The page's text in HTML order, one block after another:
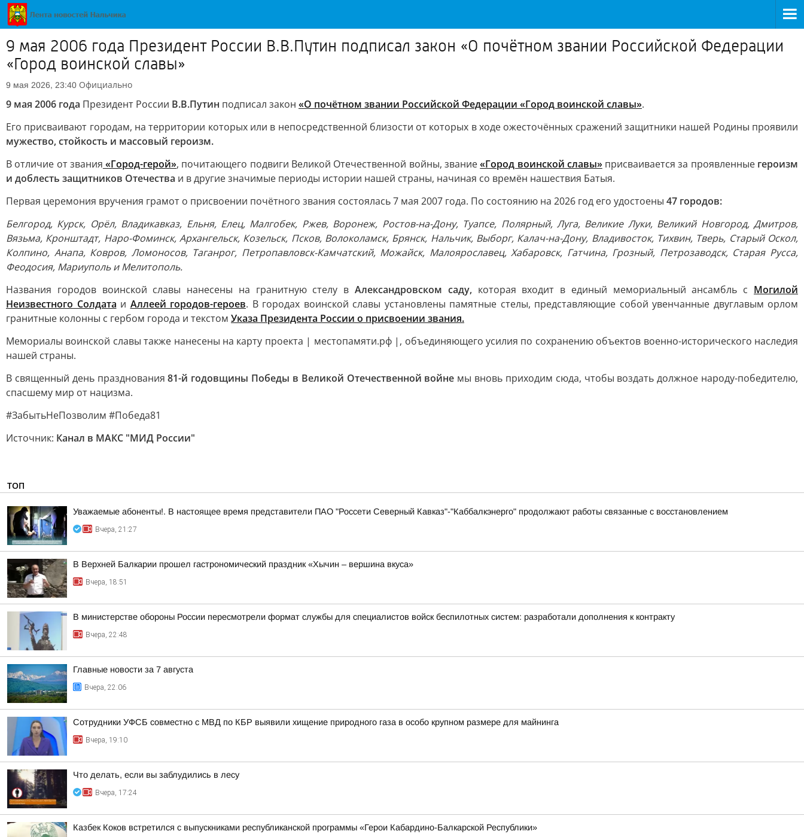
9 мая 2006 года Президент России В.В.Путин подписал закон «О почётном звании Российской Федерации
«Город воинской славы»
9 мая 2026, 23:40 Официально
9 мая 2006 года Президент России В.В.Путин подписал закон «О почётном звании Российской Федерации «Город воинской славы».
Его присваивают городам, на территории которых или в непосредственной близости от которых в ходе ожесточённых сражений защитники нашей Родины проявили
мужество, стойкость и массовый героизм.
В отличие от звания «Город-герой», почитающего подвиги Великой Отечественной войны, звание«Город воинской славы»присваивается за проявленныегероизм
и доблесть защитников Отечества и в другие значимые периоды истории нашей страны, начиная со времён нашествия Батыя.
Первая церемония вручения грамот о присвоении почётного звания состоялась 7 мая 2007 года. По состоянию на 2026 год его удостоены 47 городов:
Белгород, Курск, Орёл, Владикавказ, Ельня, Елец, Малгобек, Ржев, Воронеж, Ростов-на-Дону, Туапсе, Полярный, Луга, Великие Луки, Великий Новгород, Дмитров,
Вязьма, Кронштадт, Наро-Фоминск, Архангельск, Козельск, Псков, Волоколамск, Брянск, Нальчик, Выборг, Калач-на-Дону, Владивосток, Тихвин, Тверь, Старый Оскол,
Колпино, Анапа, Ковров, Ломоносов, Таганрог, Петропавловск-Камчатский, Можайск, Малоярославец, Хабаровск, Гатчина, Грозный, Петрозаводск, Старая Русса,
Феодосия, Мариуполь и Мелитополь.
Названия городов воинской славы нанесены на гранитную стелу в Александровском саду, которая входит в единый мемориальный ансамбль с Могилой
Неизвестного Солдата и Аллеей городов-героев. В городах воинской славы установлены памятные стелы, представляющие собой увенчанные двуглавым орлом
гранитные колонны с гербом города и текстом Указа Президента России о присвоении звания.
Мемориалы воинской славы также нанесены на карту проекта | местопамяти.рф |, объединяющего усилия по сохранению объектов военно-исторического наследия
нашей страны.
В священный день празднования81-й годовщины Победы в Великой Отечественной войне мы вновь приходим сюда, чтобы воздать должное народу-победителю,
спасшему мир от нацизма.
#ЗабытьНеПозволим #Победа81
Источник: Канал в МАКС "МИД России"
ТОП
Уважаемые абоненты!. В настоящее время представители ПАО "Россети Северный Кавказ"-"Каббалкэнерго" продолжают работы связанные с восстановлением
Вчера, 21:27
В Верхней Балкарии прошел гастрономический праздник «Хычин – вершина вкуса»
Вчера, 18:51
В министерстве обороны России пересмотрели формат службы для специалистов войск беспилотных систем: разработали дополнения к контракту
Вчера, 22:48
Главные новости за 7 августа
Вчера, 22:06
Сотрудники УФСБ совместно с МВД по КБР выявили хищение природного газа в особо крупном размере для майнинга
Вчера, 19:10
Что делать, если вы заблудились в лесу
Вчера, 17:24
Казбек Коков встретился с выпускниками республиканской программы «Герои Кабардино-Балкарской Республики»